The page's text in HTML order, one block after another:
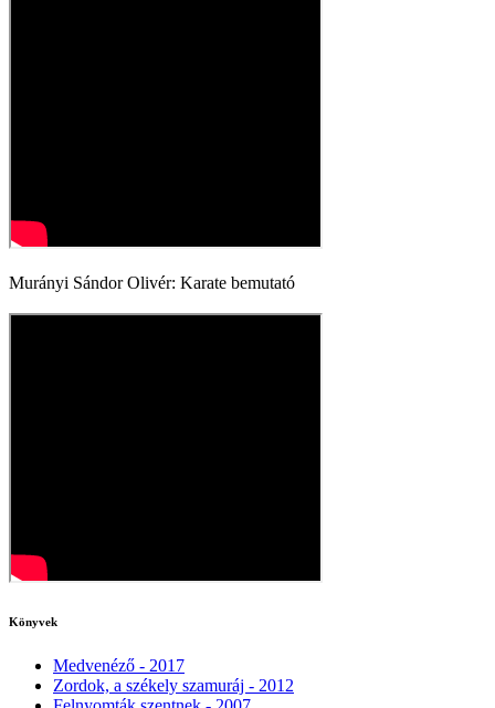
Murányi Sándor Olivér: Karate bemutató
Könyvek
Medvenéző - 2017
Zordok, a székely szamuráj - 2012